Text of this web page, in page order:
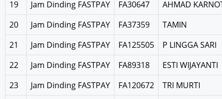
19
Jam Dinding FASTPAY FA30647
AHMAD
20
Jam Dinding FASTPAY FA37359
TAMIN
21
Jam Dinding FASTPAY FA125505
P LINGGA SARI
22
Jam Dinding FASTPAY FA89318
ESTI WIJAYANTI
23
Jam Dinding FASTPAY FA120672
TRI MURTI